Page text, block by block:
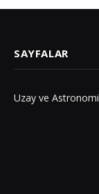
SAYFALAR
Uzay ve Astronomi